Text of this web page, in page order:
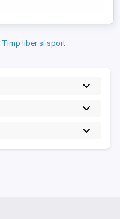
Timp liber si sport